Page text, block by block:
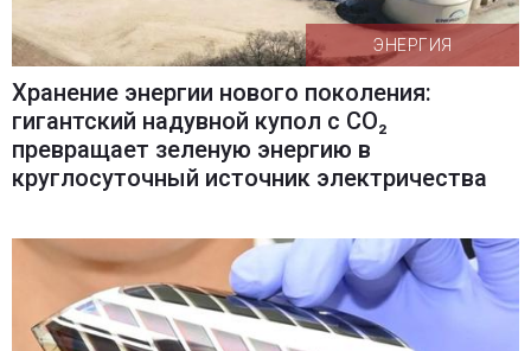
ЭНЕРГИЯ
Хранение энергии нового поколения:
гигантский надувной купол с CO₂
превращает зеленую энергию в
круглосуточный источник электричества